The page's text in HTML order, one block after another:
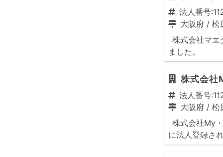
法人番号
大阪府 / 松
株式会社マ
ました。
株式会社
法人番号
大阪府 / 松
株式会社My
に法人登録さ